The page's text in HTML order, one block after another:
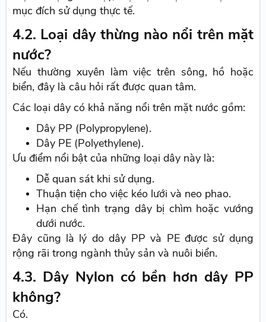
mục đích sử dụng thực tế.
4.2. Loại dây thừng nào nổi trên mặt
nước?
Nếu thường xuyên làm việc trên sông, hồ hoặc
biển, đây là câu hỏi rất được quan tâm.
Các loại dây có khả năng nổi trên mặt nước gồm:
Dây PP (Polypropylene).
Dây PE (Polyethylene).
Ưu điểm nổi bật của những loại dây này là:
Dễ quan sát khi sử dụng.
Thuận tiện cho việc kéo lưới và neo phao.
Hạn chế tình trạng dây bị chìm hoặc vướng
dưới nước.
Đây cũng là lý do dây PP và PE được sử dụng
rộng rãi trong ngành thủy sản và nuôi biển.
4.3. Dây Nylon có bền hơn dây PP
không?
Có.